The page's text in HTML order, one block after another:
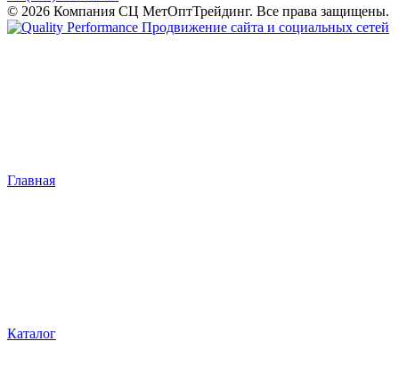
© 2026 Компания СЦ МетОптТрейдинг. Все права защищены.
Продвижение сайта и социальных сетей
Главная
Каталог